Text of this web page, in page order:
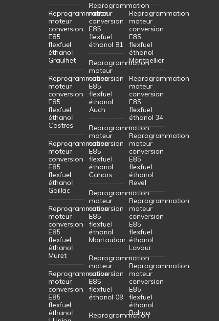
Reprogrammation
moteur
conversion
E85
flexfuel
éthanol
Graulhet
Reprogrammation
moteur
conversion
E85
flexfuel
éthanol
Castres
Reprogrammation
moteur
conversion
E85
flexfuel
éthanol
Gaillac
Reprogrammation
moteur
conversion
E85
flexfuel
éthanol
Muret
Reprogrammation
moteur
conversion
E85
flexfuel
éthanol
Reprogrammation
moteur
conversion
E85
flexfuel
éthanol 81
Reprogrammation
moteur
conversion
E85
flexfuel
éthanol
Auch
Reprogrammation
moteur
conversion
E85
flexfuel
éthanol
Cahors
Reprogrammation
moteur
conversion
E85
flexfuel
éthanol
Montauban
Reprogrammation
moteur
conversion
E85
flexfuel
éthanol 09
Reprogrammation
Reprogrammation
moteur
conversion
E85
flexfuel
éthanol
Montpellier
Reprogrammation
moteur
conversion
E85
flexfuel
éthanol 34
Reprogrammation
moteur
conversion
E85
flexfuel
éthanol
Revel
Reprogrammation
moteur
conversion
E85
flexfuel
éthanol
Lavaur
Reprogrammation
moteur
conversion
E85
flexfuel
éthanol
Balma